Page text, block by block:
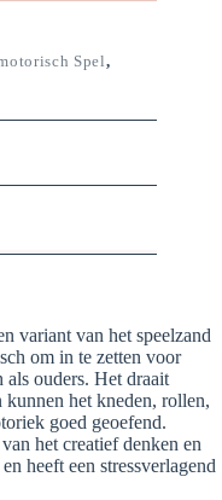
Spel,
variant van het speelzand
om in te zetten voor
ouders. Het draait
het kneden, rollen,
goed geoefend.
het creatief denken en
heeft een stressverlagend